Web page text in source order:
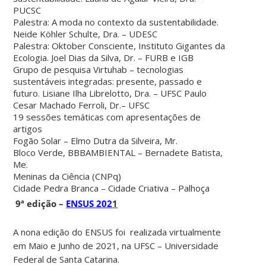
PUCSC
Palestra: A moda no contexto da sustentabilidade.
Neide Köhler Schulte, Dra. – UDESC
Palestra: Oktober Consciente, Instituto Gigantes da
Ecologia. Joel Dias da Silva, Dr. – FURB e IGB
Grupo de pesquisa Virtuhab – tecnologias
sustentáveis integradas: presente, passado e
futuro. Lisiane Ilha Librelotto, Dra. – UFSC Paulo
Cesar Machado Ferroli, Dr.– UFSC
19 sessões temáticas com apresentações de
artigos
Fogão Solar – Elmo Dutra da Silveira, Mr.
Bloco Verde, BBBAMBIENTAL – Bernadete Batista,
Me.
Meninas da Ciência (CNPq)
Cidade Pedra Branca – Cidade Criativa – Palhoça
9ª edição – ENSUS 2021
A nona edição do ENSUS foi realizada virtualmente
em Maio e Junho de 2021, na UFSC – Universidade
Federal de Santa Catarina.